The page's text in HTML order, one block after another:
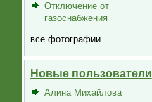
Отключение от
газоснабжения
все фотографии
Новые пользователи
Алина Михайлова